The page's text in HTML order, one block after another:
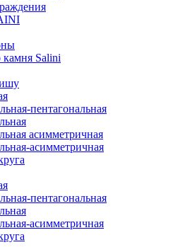
камня Salini
пентагональная
асимметричная
асимметричная
пентагональная
асимметричная